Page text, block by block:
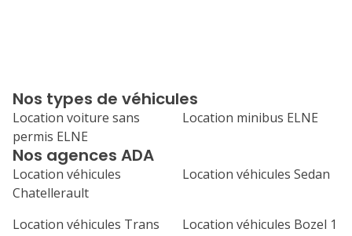
24 25 26
31
septembre 2026
lu
1
3
Nos agences ADA
Location véhicules
Chatellerault
Location véhicules Sedan
Location véhicules Trans
Location véhicules Bozel 1
Nos types de véhicules
Location voiture sans
permis ELNE
Location minibus ELNE